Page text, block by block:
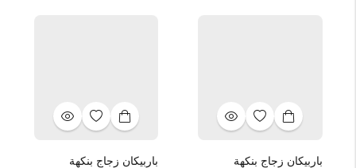
باربيكان زجاج بنكهة
باربيكان زجاج بنكهة